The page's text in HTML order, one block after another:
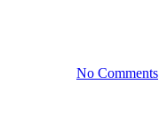
No Comments